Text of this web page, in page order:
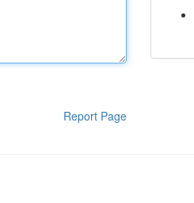
Report Page